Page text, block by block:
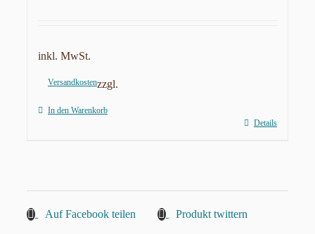
inkl. MwSt.
zzgl.
Versandkosten
In den Warenkorb
Details
Auf Facebook teilen Produkt twittern